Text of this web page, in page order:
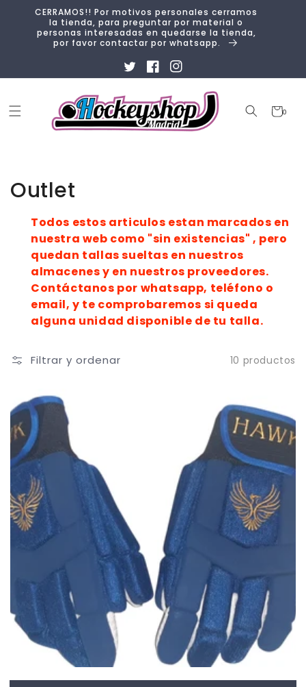
directamente
al contenido
CERRAMOS!! Por motivos personales cerramos
la tienda, para preguntar por material o
personas interesadas en quedarse la tienda,
por favor contactar por whatsapp.
TwitterFacebookInstagram
Carrito
0
0
artículos
Colección:
Outlet
Todos estos articulos estan marcados en
nuestra web como "sin existencias" , pero
quedan tallas sueltas en nuestros
almacenes y en nuestros proveedores.
Contáctanos por whatsapp, teléfono o
email, y te comprobaremos si queda
alguna unidad disponible de tu talla.
Filtrar y ordenar 10 productos